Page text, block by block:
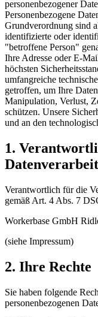
personenbezogener
Personenbezogene
Grundverordnung sind
identifizierte oder
"betroffene Person"
Ihre Adresse oder E-
höchsten
umfangreiche
getroffen, um Ihre
Manipulation, Verlust,
schützen. Unsere
und an den
1.
Verantwortlich für die
gemäß Art. 4 Abs. 7
Workerbase GmbH
(siehe Impressum)
2. Ihre Rechte
Sie haben folgende
personenbezogenen